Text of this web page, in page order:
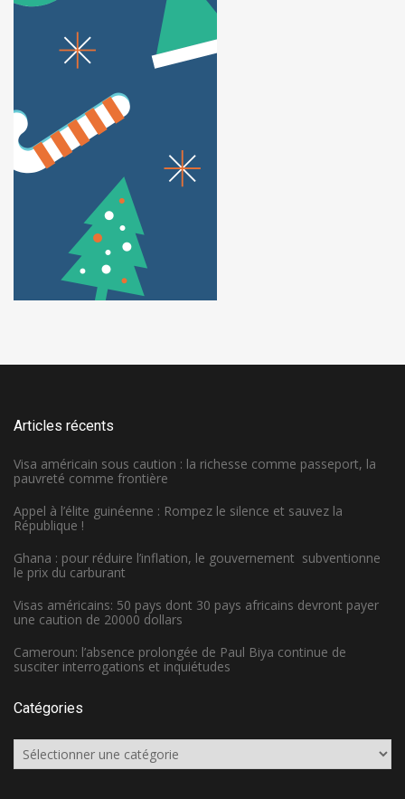
Articles récents
Visa américain sous caution : la richesse comme passeport, la
pauvreté comme frontière
Appel à l’élite guinéenne : Rompez le silence et sauvez la
République !
Ghana : pour réduire l’inflation, le gouvernement subventionne
le prix du carburant
Visas américains: 50 pays dont 30 pays africains devront payer
une caution de 20000 dollars
Cameroun: l’absence prolongée de Paul Biya continue de
susciter interrogations et inquiétudes
Catégories
Catégories